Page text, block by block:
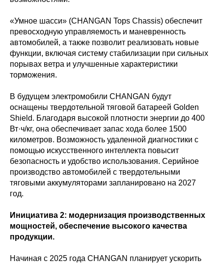
«Умное шасси» (CHANGAN Tops Chassis) обеспечит
превосходную управляемость и маневренность
автомобилей, а также позволит реализовать новые
функции, включая систему стабилизации при сильных
порывах ветра и улучшенные характеристики
торможения.
В будущем электромобили CHANGAN будут
оснащены твердотельной тяговой батареей Golden
Shield. Благодаря высокой плотности энергии до 400
Вт·ч/кг, она обеспечивает запас хода более 1500
километров. Возможность удаленной диагностики с
помощью искусственного интеллекта повысит
безопасность и удобство использования. Серийное
производство автомобилей с твердотельными
тяговыми аккумуляторами запланировано на 2027
год.
Инициатива 2: модернизация производственных
мощностей, обеспечение высокого качества
продукции.
Начиная с 2025 года CHANGAN планирует ускорить